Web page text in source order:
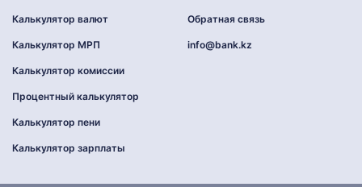
Калькулятор валют
Калькулятор МРП
Калькулятор комиссии
Процентный калькулятор
Калькулятор пени
Калькулятор зарплаты
Обратная связь
info@bank.kz